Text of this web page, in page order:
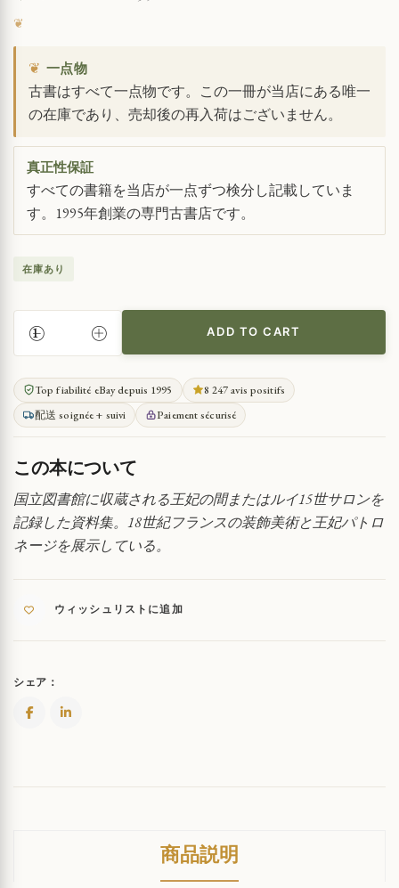
❦ 一点物
古書はすべて一点物です。この一冊が当店にある唯一
の在庫であり、売却後の再入荷はございません。
真正性保証
すべての書籍を当店が一点ずつ検分し記載していま
す。1995年創業の専門古書店です。
在庫あり
妃
の
間：
国
立
書
館
の
ル
イ
ギ
ラ
ー
ADD TO CART
Top fiabilité eBay depuis 1995
8 247 avis positifs
配送 soignée + suivi
Paiement sécurisé
この本について
国立図書館に収蔵される王妃の間またはルイ15世サロンを
記録した資料集。18世紀フランスの装飾美術と王妃パトロ
ネージを展示している。
ウィッシュリストに追加
シェア：
商品説明